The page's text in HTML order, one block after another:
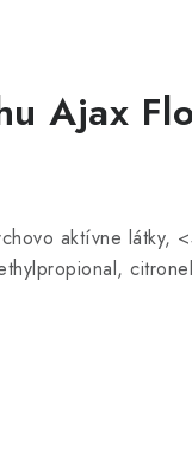
Ajax
aktívne látky,